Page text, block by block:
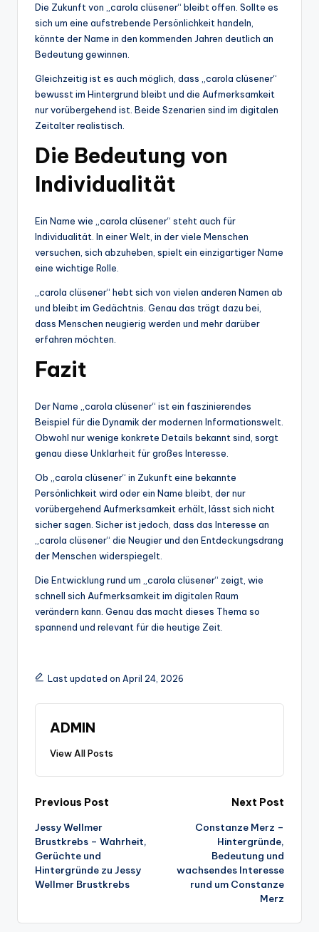
Die Zukunft von „carola clüsener“ bleibt offen. Sollte es
sich um eine aufstrebende Persönlichkeit handeln,
könnte der Name in den kommenden Jahren deutlich an
Bedeutung gewinnen.
Gleichzeitig ist es auch möglich, dass „carola clüsener“
bewusst im Hintergrund bleibt und die Aufmerksamkeit
nur vorübergehend ist. Beide Szenarien sind im digitalen
Zeitalter realistisch.
Die Bedeutung von
Individualität
Ein Name wie „carola clüsener“ steht auch für
Individualität. In einer Welt, in der viele Menschen
versuchen, sich abzuheben, spielt ein einzigartiger Name
eine wichtige Rolle.
„carola clüsener“ hebt sich von vielen anderen Namen ab
und bleibt im Gedächtnis. Genau das trägt dazu bei,
dass Menschen neugierig werden und mehr darüber
erfahren möchten.
Fazit
Der Name „carola clüsener“ ist ein faszinierendes
Beispiel für die Dynamik der modernen Informationswelt.
Obwohl nur wenige konkrete Details bekannt sind, sorgt
genau diese Unklarheit für großes Interesse.
Ob „carola clüsener“ in Zukunft eine bekannte
Persönlichkeit wird oder ein Name bleibt, der nur
vorübergehend Aufmerksamkeit erhält, lässt sich nicht
sicher sagen. Sicher ist jedoch, dass das Interesse an
„carola clüsener“ die Neugier und den Entdeckungsdrang
der Menschen widerspiegelt.
Die Entwicklung rund um „carola clüsener“ zeigt, wie
schnell sich Aufmerksamkeit im digitalen Raum
verändern kann. Genau das macht dieses Thema so
spannend und relevant für die heutige Zeit.
Last updated on April 24, 2026
ADMIN
View All Posts
Post
navigation
Previous Post
Jessy Wellmer
Brustkrebs – Wahrheit,
Gerüchte und
Hintergründe zu Jessy
Wellmer Brustkrebs
Next Post
Constanze Merz –
Hintergründe,
Bedeutung und
wachsendes Interesse
rund um Constanze
Merz